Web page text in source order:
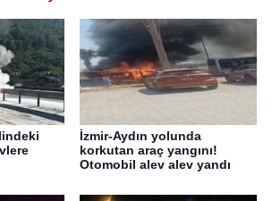
İzmir-Aydın yolunda
korkutan araç yangını!
Otomobil alev alev yandı